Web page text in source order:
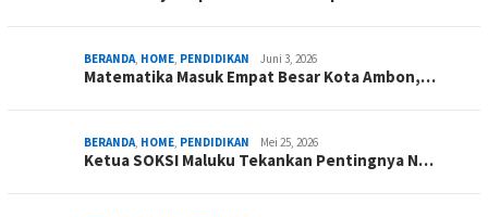
BERANDA, HOME, PENDIDIKAN Juni 3, 2026
Matematika Masuk Empat Besar Kota Ambon,…
BERANDA, HOME, PENDIDIKAN Mei 25, 2026
Ketua SOKSI Maluku Tekankan Pentingnya N…